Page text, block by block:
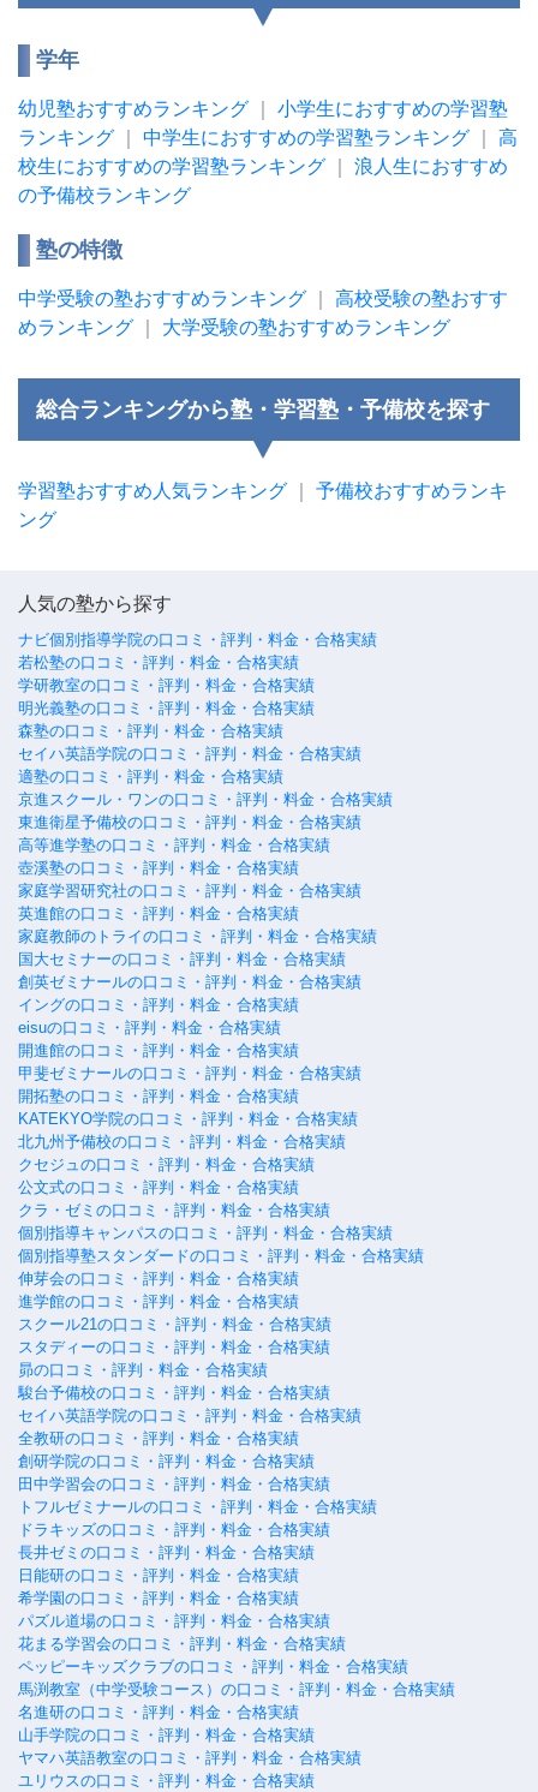
学年
幼児塾おすすめランキング
小学生におすすめの学習塾
ランキング
中学生におすすめの学習塾ランキング
高
校生におすすめの学習塾ランキング
浪人生におすすめ
の予備校ランキング
塾の特徴
中学受験の塾おすすめランキング
高校受験の塾おすす
めランキング
大学受験の塾おすすめランキング
総合ランキングから塾・学習塾・予備校を探す
学習塾おすすめ人気ランキング
予備校おすすめランキ
ング
人気の塾から探す
ナビ個別指導学院の口コミ・評判・料金・合格実績
若松塾の口コミ・評判・料金・合格実績
学研教室の口コミ・評判・料金・合格実績
明光義塾の口コミ・評判・料金・合格実績
森塾の口コミ・評判・料金・合格実績
セイハ英語学院の口コミ・評判・料金・合格実績
適塾の口コミ・評判・料金・合格実績
京進スクール・ワンの口コミ・評判・料金・合格実績
東進衛星予備校の口コミ・評判・料金・合格実績
高等進学塾の口コミ・評判・料金・合格実績
壺溪塾の口コミ・評判・料金・合格実績
家庭学習研究社の口コミ・評判・料金・合格実績
英進館の口コミ・評判・料金・合格実績
家庭教師のトライの口コミ・評判・料金・合格実績
国大セミナーの口コミ・評判・料金・合格実績
創英ゼミナールの口コミ・評判・料金・合格実績
イングの口コミ・評判・料金・合格実績
eisuの口コミ・評判・料金・合格実績
開進館の口コミ・評判・料金・合格実績
甲斐ゼミナールの口コミ・評判・料金・合格実績
開拓塾の口コミ・評判・料金・合格実績
KATEKYO学院の口コミ・評判・料金・合格実績
北九州予備校の口コミ・評判・料金・合格実績
クセジュの口コミ・評判・料金・合格実績
公文式の口コミ・評判・料金・合格実績
クラ・ゼミの口コミ・評判・料金・合格実績
個別指導キャンパスの口コミ・評判・料金・合格実績
個別指導塾スタンダードの口コミ・評判・料金・合格実績
伸芽会の口コミ・評判・料金・合格実績
進学館の口コミ・評判・料金・合格実績
スクール21の口コミ・評判・料金・合格実績
スタディーの口コミ・評判・料金・合格実績
昴の口コミ・評判・料金・合格実績
駿台予備校の口コミ・評判・料金・合格実績
セイハ英語学院の口コミ・評判・料金・合格実績
全教研の口コミ・評判・料金・合格実績
創研学院の口コミ・評判・料金・合格実績
田中学習会の口コミ・評判・料金・合格実績
トフルゼミナールの口コミ・評判・料金・合格実績
ドラキッズの口コミ・評判・料金・合格実績
長井ゼミの口コミ・評判・料金・合格実績
日能研の口コミ・評判・料金・合格実績
希学園の口コミ・評判・料金・合格実績
パズル道場の口コミ・評判・料金・合格実績
花まる学習会の口コミ・評判・料金・合格実績
ペッピーキッズクラブの口コミ・評判・料金・合格実績
馬渕教室（中学受験コース）の口コミ・評判・料金・合格実績
名進研の口コミ・評判・料金・合格実績
山手学院の口コミ・評判・料金・合格実績
ヤマハ英語教室の口コミ・評判・料金・合格実績
ユリウスの口コミ・評判・料金・合格実績